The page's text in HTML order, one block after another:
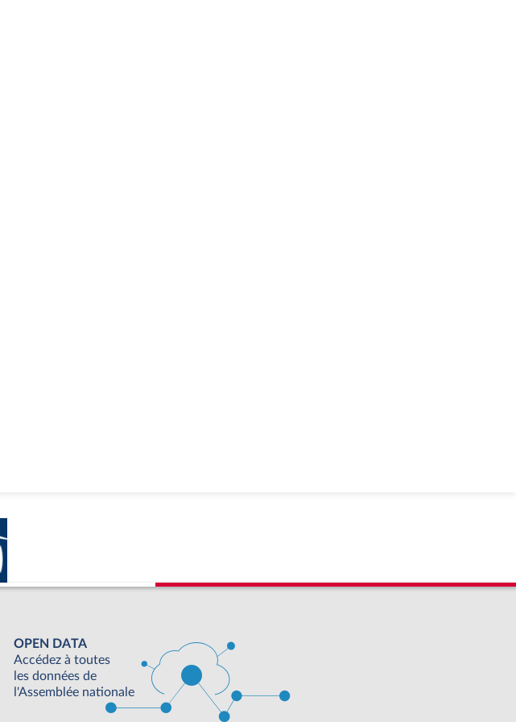
OPEN DATA
Accédez à toutes
les données de
l'Assemblée nationale